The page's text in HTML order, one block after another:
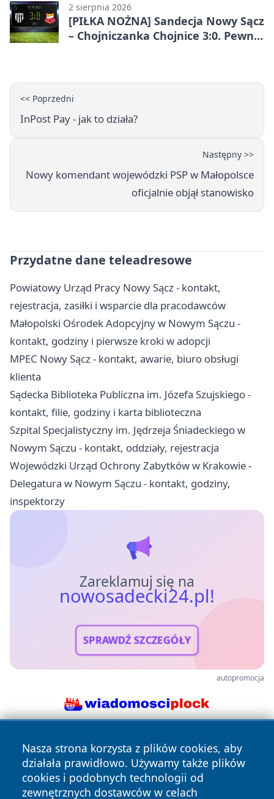
2 sierpnia 2026
[PIŁKA NOŻNA] Sandecja Nowy Sącz
– Chojniczanka Chojnice 3:0. Pewne
<< Poprzedni
InPost Pay - jak to działa?
Następny >>
Nowy komendant wojewódzki PSP w Małopolsce
oficjalnie objął stanowisko
Przydatne dane teleadresowe
Powiatowy Urząd Pracy Nowy Sącz - kontakt,
rejestracja, zasiłki i wsparcie dla pracodawców
Małopolski Ośrodek Adopcyjny w Nowym Sączu -
kontakt, godziny i pierwsze kroki w adopcji
MPEC Nowy Sącz - kontakt, awarie, biuro obsługi
klienta
Sądecka Biblioteka Publiczna im. Józefa Szujskiego -
kontakt, filie, godziny i karta biblioteczna
Szpital Specjalistyczny im. Jędrzeja Śniadeckiego w
Nowym Sączu - kontakt, oddziały, rejestracja
Wojewódzki Urząd Ochrony Zabytków w Krakowie -
Delegatura w Nowym Sączu - kontakt, godziny,
inspektorzy
Zareklamuj się na
nowosadecki24.pl!
SPRAWDŹ SZCZEGÓŁY
autopromocja
Nasza strona korzysta z plików cookies, aby
działała prawidłowo. Używamy także plików
cookies i podobnych technologii od
zewnętrznych dostawców w celach